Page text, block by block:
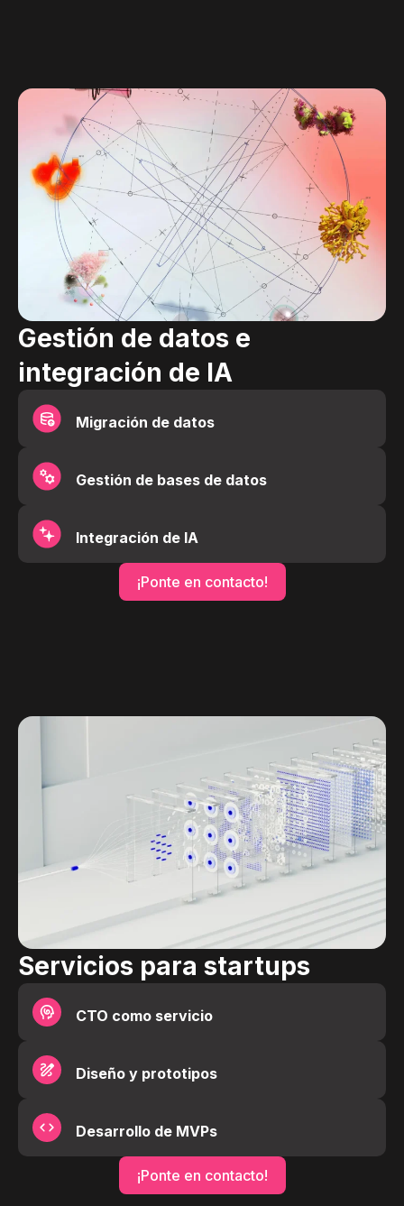
Gestión de datos e
integración de IA
Migración de datos
Gestión de bases de datos
Integración de IA
¡Ponte en contacto!
Servicios para startups
CTO como servicio
Diseño y prototipos
Desarrollo de MVPs
¡Ponte en contacto!